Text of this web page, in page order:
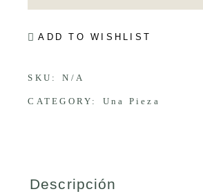
ADD TO WISHLIST
SKU: N/A
CATEGORY: Una Pieza
Descripción